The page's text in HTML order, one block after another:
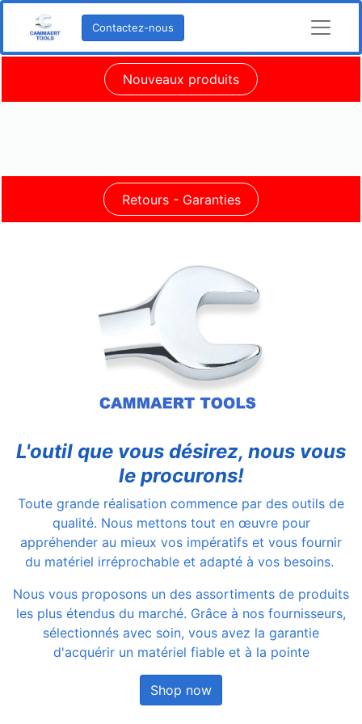
Contactez-nous
Nouveaux produits
Retours - Garanties
L'outil que vous désirez, nous vous
le procurons!
Toute grande réalisation commence par des outils de
qualité. Nous mettons tout en œuvre pour
appréhender au mieux vos impératifs et vous fournir
du matériel irréprochable et adapté à vos besoins.
Nous vous proposons un des assortiments de produits
les plus étendus du marché. Grâce à nos fournisseurs,
sélectionnés avec soin, vous avez la garantie
d'acquérir un matériel fiable et à la pointe
Shop now